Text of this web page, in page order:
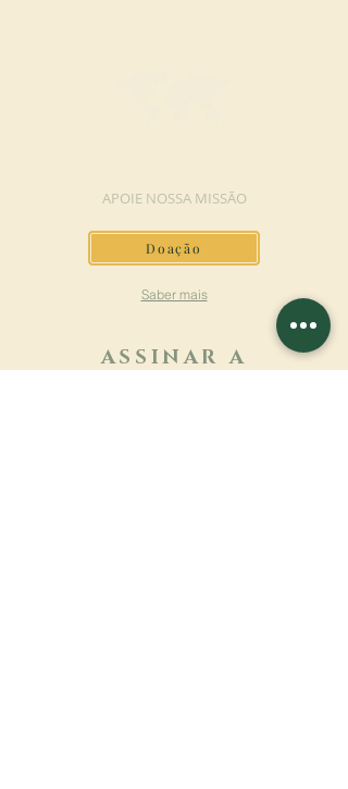
APOIE NOSSA MISSÃO
Doação
Saber mais
ASSINAR A